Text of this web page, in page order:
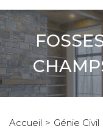
Accueil
Génie Civil